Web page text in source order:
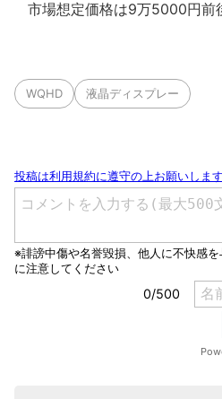
市場想定価格は9万5000円前
WQHD 液晶ディスプレー